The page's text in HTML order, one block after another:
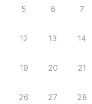
5 6 7
12 13 14
19 20 21
26 27 28